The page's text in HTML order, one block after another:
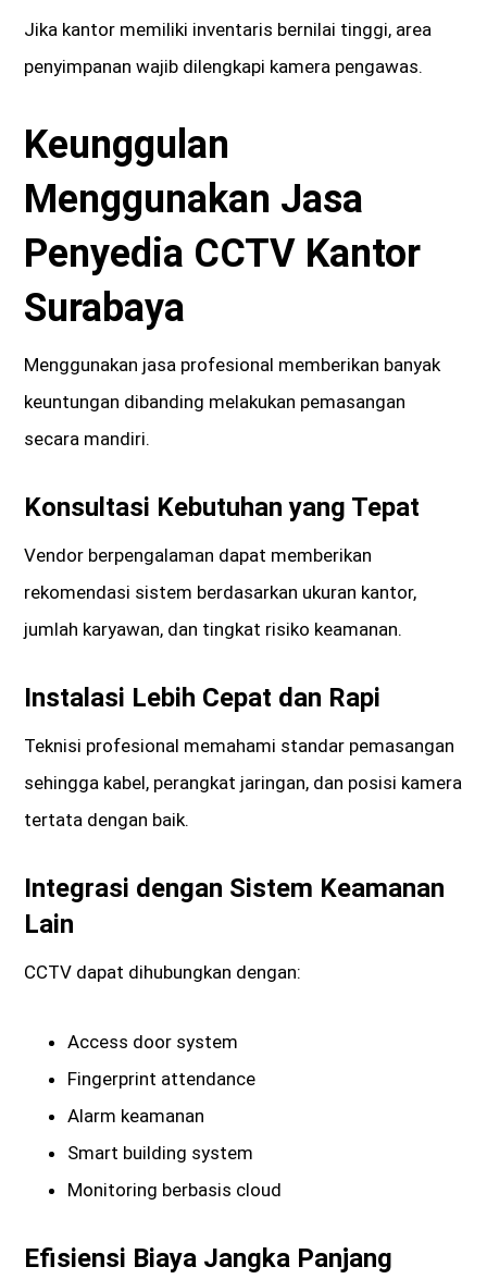
Jika kantor memiliki inventaris bernilai tinggi, area
penyimpanan wajib dilengkapi kamera pengawas.
Keunggulan
Menggunakan Jasa
Penyedia CCTV Kantor
Surabaya
Menggunakan jasa profesional memberikan banyak
keuntungan dibanding melakukan pemasangan
secara mandiri.
Konsultasi Kebutuhan yang Tepat
Vendor berpengalaman dapat memberikan
rekomendasi sistem berdasarkan ukuran kantor,
jumlah karyawan, dan tingkat risiko keamanan.
Instalasi Lebih Cepat dan Rapi
Teknisi profesional memahami standar pemasangan
sehingga kabel, perangkat jaringan, dan posisi kamera
tertata dengan baik.
Integrasi dengan Sistem Keamanan
Lain
CCTV dapat dihubungkan dengan:
Access door system
Fingerprint attendance
Alarm keamanan
Smart building system
Monitoring berbasis cloud
Efisiensi Biaya Jangka Panjang